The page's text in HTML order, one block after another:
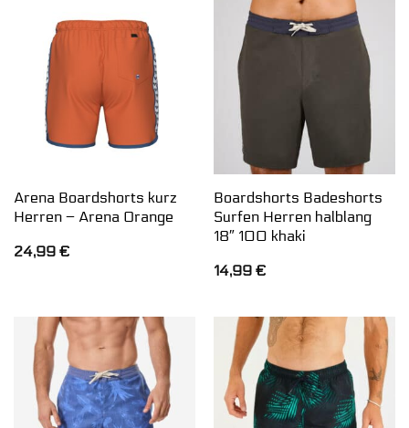
Arena Boardshorts kurz
Herren – Arena Orange
24,99 €
Boardshorts Badeshorts
Surfen Herren halblang
18″ 100 khaki
14,99 €